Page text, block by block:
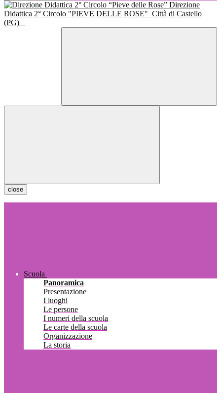
Direzione
Didattica 2° Circolo "PIEVE DELLE ROSE" Città di Castello
(PG)
close
Scuola
Panoramica
Presentazione
I luoghi
Le persone
I numeri della scuola
Le carte della scuola
Organizzazione
La storia